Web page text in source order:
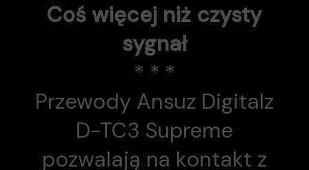
Coś więcej niż czysty
sygnał
* * *
Przewody Ansuz Digitalz
D-TC3 Supreme
pozwalają na kontakt z